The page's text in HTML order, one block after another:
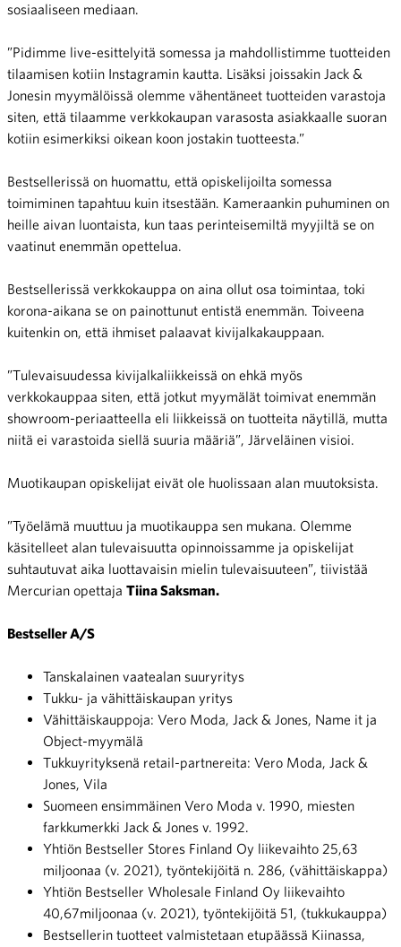
sosiaaliseen mediaan.
”Pidimme live-esittelyitä somessa ja mahdollistimme tuotteiden
tilaamisen kotiin Instagramin kautta. Lisäksi joissakin Jack &
Jonesin myymälöissä olemme vähentäneet tuotteiden varastoja
siten, että tilaamme verkkokaupan varasosta asiakkaalle suoran
kotiin esimerkiksi oikean koon jostakin tuotteesta.”
Bestsellerissä on huomattu, että opiskelijoilta somessa
toimiminen tapahtuu kuin itsestään. Kameraankin puhuminen on
heille aivan luontaista, kun taas perinteisemiltä myyjiltä se on
vaatinut enemmän opettelua.
Bestsellerissä verkkokauppa on aina ollut osa toimintaa, toki
korona-aikana se on painottunut entistä enemmän. Toiveena
kuitenkin on, että ihmiset palaavat kivijalkakauppaan.
”Tulevaisuudessa kivijalkaliikkeissä on ehkä myös
verkkokauppaa siten, että jotkut myymälät toimivat enemmän
showroom-periaatteella eli liikkeissä on tuotteita näytillä, mutta
niitä ei varastoida siellä suuria määriä”, Järveläinen visioi.
Muotikaupan opiskelijat eivät ole huolissaan alan muutoksista.
”Työelämä muuttuu ja muotikauppa sen mukana. Olemme
käsitelleet alan tulevaisuutta opinnoissamme ja opiskelijat
suhtautuvat aika luottavaisin mielin tulevaisuuteen”, tiivistää
Mercurian opettaja Tiina Saksman.
Bestseller A/S
Tanskalainen vaatealan suuryritys
Tukku- ja vähittäiskaupan yritys
Vähittäiskauppoja: Vero Moda, Jack & Jones, Name it ja
Object-myymälä
Tukkuyrityksenä retail-partnereita: Vero Moda, Jack &
Jones, Vila
Suomeen ensimmäinen Vero Moda v. 1990, miesten
farkkumerkki Jack & Jones v. 1992.
Yhtiön Bestseller Stores Finland Oy liikevaihto 25,63
miljoonaa (v. 2021), työntekijöitä n. 286, (vähittäiskappa)
Yhtiön Bestseller Wholesale Finland Oy liikevaihto
40,67miljoonaa (v. 2021), työntekijöitä 51, (tukkukauppa)
Bestsellerin tuotteet valmistetaan etupäässä Kiinassa,